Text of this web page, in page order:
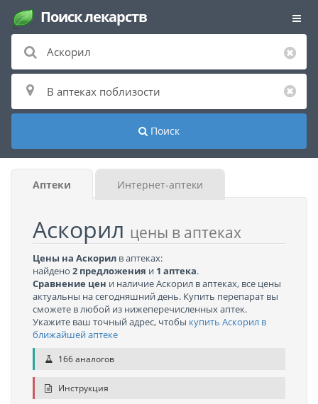
Поиск лекарств
Поиск
Аптеки Интернет-аптеки
Аскорил цены в аптеках
Цены на Аскорил в аптеках:
найдено 2 предложения и 1 аптека.
Сравнение цен и наличие Аскорил в аптеках, все цены
актуальны на сегодняшний день. Купить перепарат вы
сможете в любой из нижеперечисленных аптек.
Укажите ваш точный адрес, чтобы купить Аскорил в
ближайшей аптеке
166 аналогов
Инструкция